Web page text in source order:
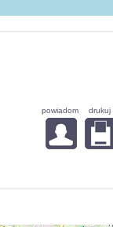
powiadom drukuj